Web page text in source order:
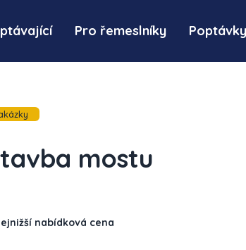
Pro řemeslníky Poptávky
mostu
nabídková cena